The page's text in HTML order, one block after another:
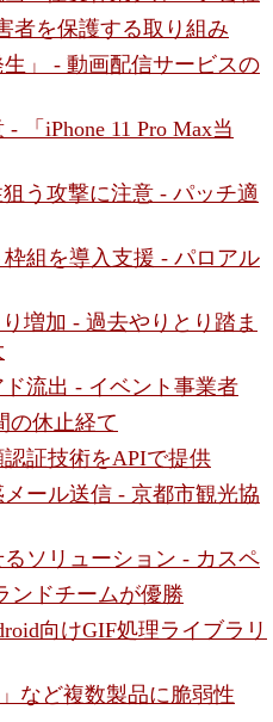
者を保護する取り組み
生」 - 動画配信サービスの
「iPhone 11 Pro Max当
狙う攻撃に注意 - パッチ適
組を導入支援 - パロアル
増加 - 過去やりとり踏ま
流出 - イベント事業者
の休止経て
証技術をAPIで提供
ール送信 - 京都市観光協
ソリューション - カスペ
ンドチームが優勝
向けGIF処理ライブラリ
など複数製品に脆弱性